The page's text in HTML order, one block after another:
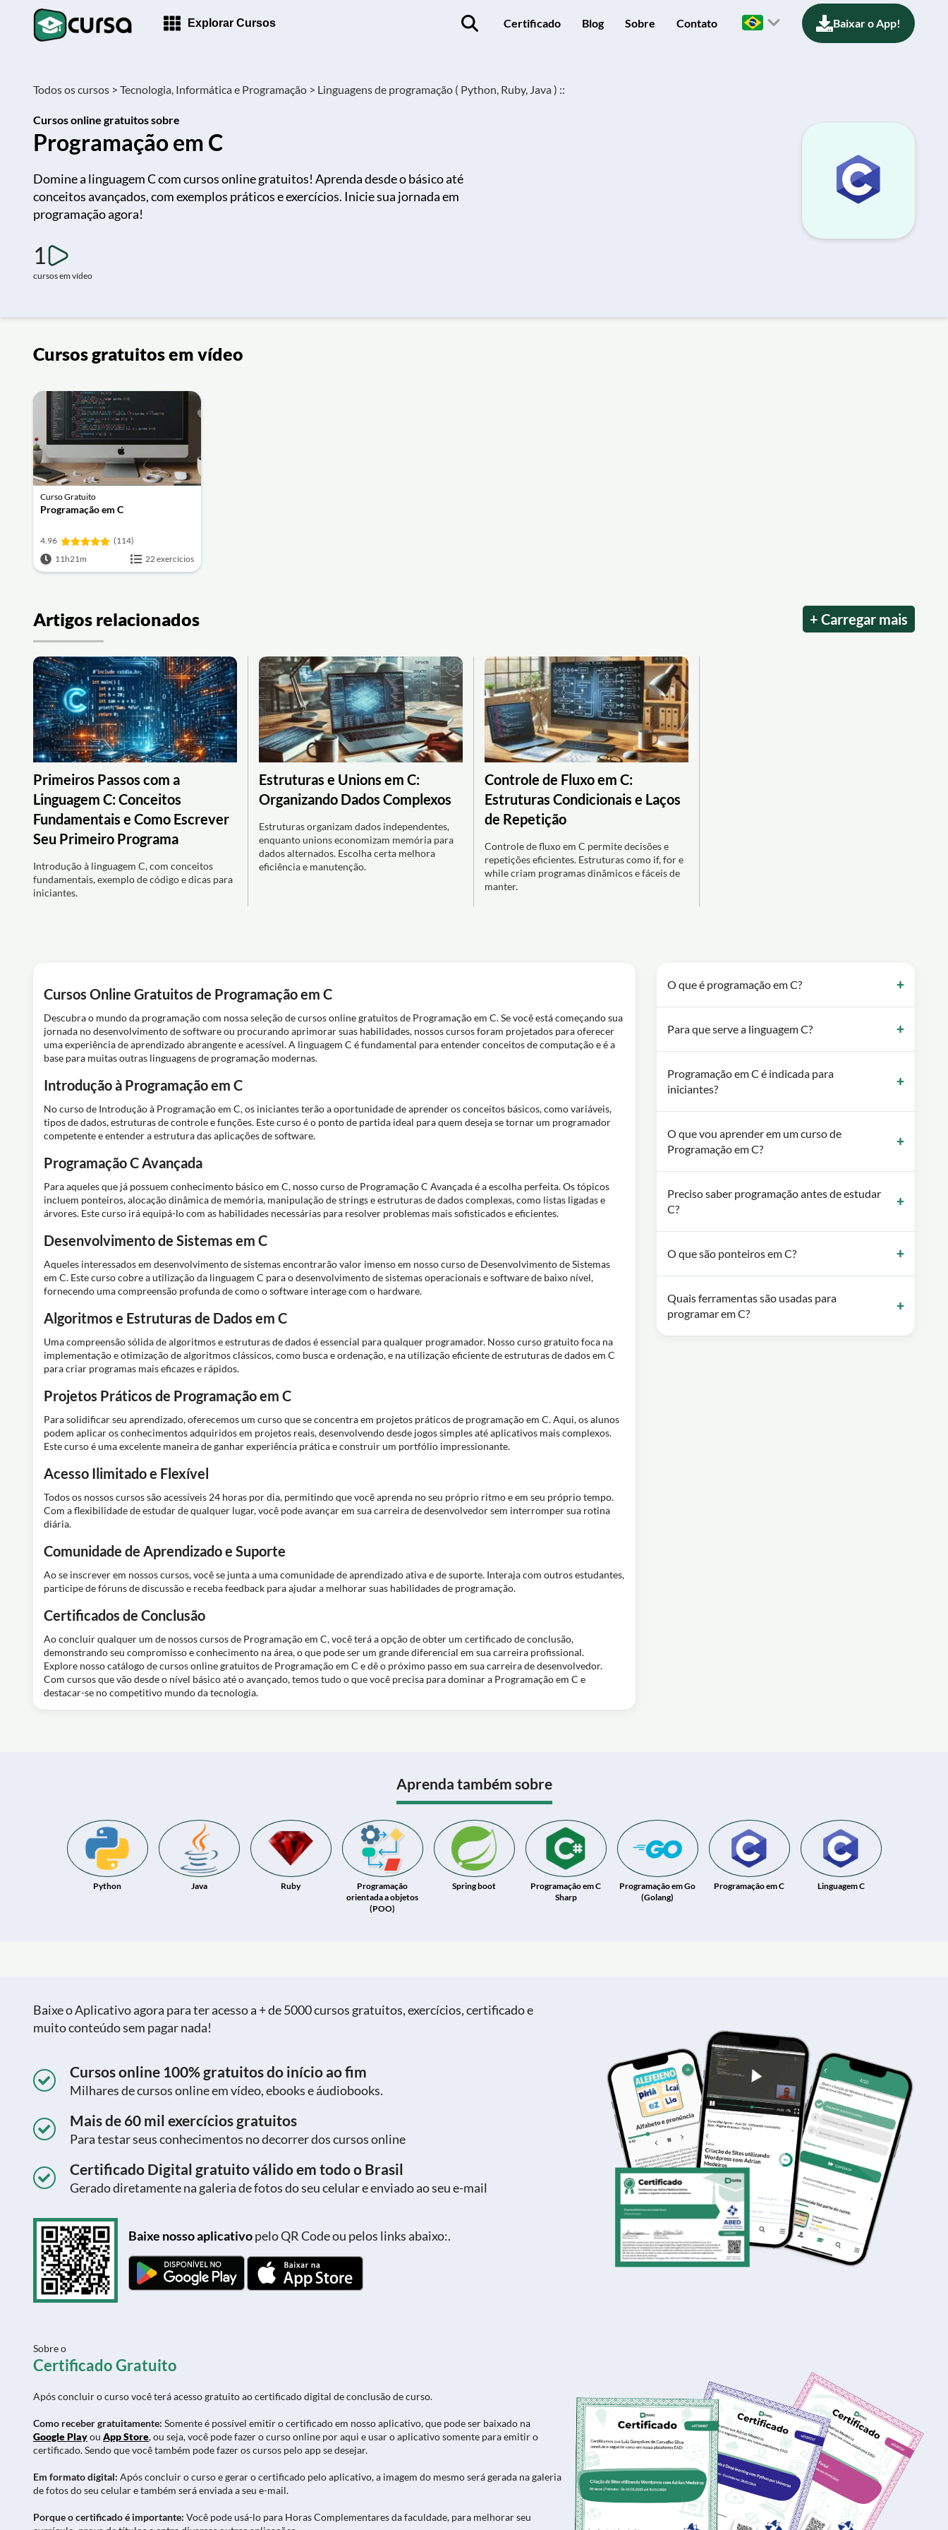
Explorar Cursos Certificado Blog Sobre Contato Baixar o App!
Todos os cursos > Tecnologia, Informática e Programação > Linguagens de programação ( Python, Ruby, Java ) ::
Cursos online gratuitos sobre
Programação em C
Domine a linguagem C com cursos online gratuitos! Aprenda desde o básico até
conceitos avançados, com exemplos práticos e exercícios. Inicie sua jornada em
programação agora!
1
cursos em vídeo
Cursos gratuitos em vídeo
Curso Gratuito
Programação em C
4.96
(114)
11h21m
22 exercícios
Artigos relacionados + Carregar mais
Primeiros Passos com a
Linguagem C: Conceitos
Fundamentais e Como Escrever
Seu Primeiro Programa
Introdução à linguagem C, com conceitos
fundamentais, exemplo de código e dicas para
iniciantes.
Estruturas e Unions em C:
Organizando Dados Complexos
Estruturas organizam dados independentes,
enquanto unions economizam memória para
dados alternados. Escolha certa melhora
eficiência e manutenção. ​​
Controle de Fluxo em C:
Estruturas Condicionais e Laços
de Repetição
Controle de fluxo em C permite decisões e
repetições eficientes. Estruturas como if, for e
while criam programas dinâmicos e fáceis de
manter.
Cursos Online Gratuitos de Programação em C
Descubra o mundo da programação com nossa seleção de cursos online gratuitos de Programação em C. Se você está começando sua
jornada no desenvolvimento de software ou procurando aprimorar suas habilidades, nossos cursos foram projetados para oferecer
uma experiência de aprendizado abrangente e acessível. A linguagem C é fundamental para entender conceitos de computação e é a
base para muitas outras linguagens de programação modernas.
Introdução à Programação em C
No curso de Introdução à Programação em C, os iniciantes terão a oportunidade de aprender os conceitos básicos, como variáveis,
tipos de dados, estruturas de controle e funções. Este curso é o ponto de partida ideal para quem deseja se tornar um programador
competente e entender a estrutura das aplicações de software.
Programação C Avançada
Para aqueles que já possuem conhecimento básico em C, nosso curso de Programação C Avançada é a escolha perfeita. Os tópicos
incluem ponteiros, alocação dinâmica de memória, manipulação de strings e estruturas de dados complexas, como listas ligadas e
árvores. Este curso irá equipá-lo com as habilidades necessárias para resolver problemas mais sofisticados e eficientes.
Desenvolvimento de Sistemas em C
Aqueles interessados em desenvolvimento de sistemas encontrarão valor imenso em nosso curso de Desenvolvimento de Sistemas
em C. Este curso cobre a utilização da linguagem C para o desenvolvimento de sistemas operacionais e software de baixo nível,
fornecendo uma compreensão profunda de como o software interage com o hardware.
Algoritmos e Estruturas de Dados em C
Uma compreensão sólida de algoritmos e estruturas de dados é essencial para qualquer programador. Nosso curso gratuito foca na
implementação e otimização de algoritmos clássicos, como busca e ordenação, e na utilização eficiente de estruturas de dados em C
para criar programas mais eficazes e rápidos.
Projetos Práticos de Programação em C
Para solidificar seu aprendizado, oferecemos um curso que se concentra em projetos práticos de programação em C. Aqui, os alunos
podem aplicar os conhecimentos adquiridos em projetos reais, desenvolvendo desde jogos simples até aplicativos mais complexos.
Este curso é uma excelente maneira de ganhar experiência prática e construir um portfólio impressionante.
Acesso Ilimitado e Flexível
Todos os nossos cursos são acessíveis 24 horas por dia, permitindo que você aprenda no seu próprio ritmo e em seu próprio tempo.
Com a flexibilidade de estudar de qualquer lugar, você pode avançar em sua carreira de desenvolvedor sem interromper sua rotina
diária.
Comunidade de Aprendizado e Suporte
Ao se inscrever em nossos cursos, você se junta a uma comunidade de aprendizado ativa e de suporte. Interaja com outros estudantes,
participe de fóruns de discussão e receba feedback para ajudar a melhorar suas habilidades de programação.
Certificados de Conclusão
Ao concluir qualquer um de nossos cursos de Programação em C, você terá a opção de obter um certificado de conclusão,
demonstrando seu compromisso e conhecimento na área, o que pode ser um grande diferencial em sua carreira profissional.
Explore nosso catálogo de cursos online gratuitos de Programação em C e dê o próximo passo em sua carreira de desenvolvedor.
Com cursos que vão desde o nível básico até o avançado, temos tudo o que você precisa para dominar a Programação em C e
destacar-se no competitivo mundo da tecnologia.
O que é programação em C?
Para que serve a linguagem C?
Programação em C é indicada para
iniciantes?
O que vou aprender em um curso de
Programação em C?
Preciso saber programação antes de estudar
C?
O que são ponteiros em C?
Quais ferramentas são usadas para
programar em C?
Aprenda também sobre
Python Java Ruby
Programação
orientada a objetos
(POO)
Spring boot
Programação em C
Sharp
Programação em Go
(Golang)
Programação em C Linguagem C
Baixe o Aplicativo agora para ter acesso a + de 5000 cursos gratuitos, exercícios, certificado e
muito conteúdo sem pagar nada!
Cursos online 100% gratuitos do início ao fim
Milhares de cursos online em vídeo, ebooks e áudiobooks.
Mais de 60 mil exercícios gratuitos
Para testar seus conhecimentos no decorrer dos cursos online
Certificado Digital gratuito válido em todo o Brasil
Gerado diretamente na galeria de fotos do seu celular e enviado ao seu e-mail
Baixe nosso aplicativopelo QR Code ou pelos links abaixo:.
Sobre o
Certificado Gratuito
Após concluir o curso você terá acesso gratuito ao certificado digital de conclusão de curso.
Como receber gratuitamente: Somente é possível emitir o certificado em nosso aplicativo, que pode ser baixado na
Google Playou App Store, ou seja, você pode fazer o curso online por aqui e usar o aplicativo somente para emitir o
certificado. Sendo que você também pode fazer os cursos pelo app se desejar.
Em formato digital: Após concluir o curso e gerar o certificado pelo aplicativo, a imagem do mesmo será gerada na galeria
de fotos do seu celular e também será enviada a seu e-mail.
Porque o certificado é importante: Você pode usá-lo para Horas Complementares da faculdade, para melhorar seu